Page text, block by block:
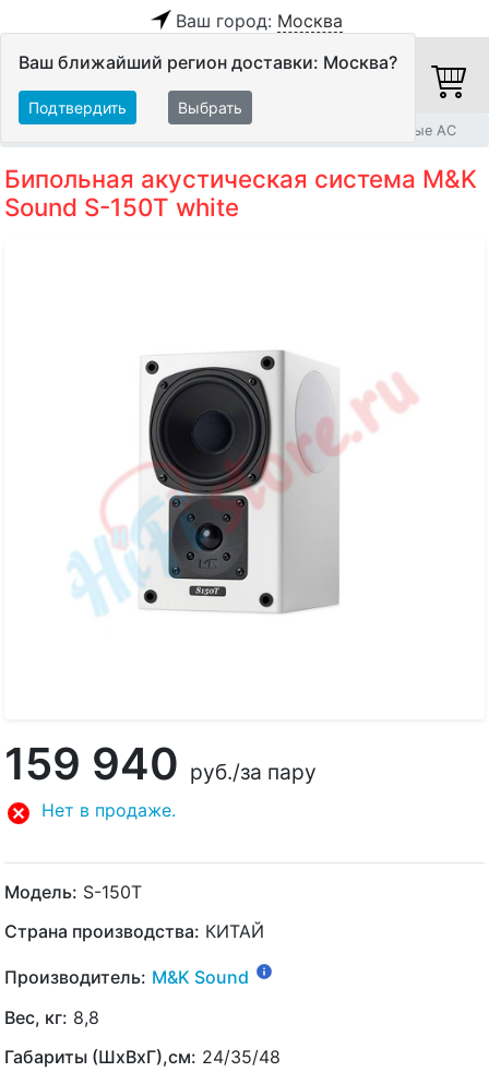
Ваш город: Москва
Ваш ближайший регион доставки: Москва?
Подтвердить Выбрать
Дипольные и бипольные АС
Бипольная акустическая система M&K
Sound S-150T white
159 940 руб./за пару
Нет в продаже.
Модель: S-150T
Страна производства: КИТАЙ
Производитель: M&K Sound
Вес, кг: 8,8
Габариты (ШхВхГ),см: 24/35/48